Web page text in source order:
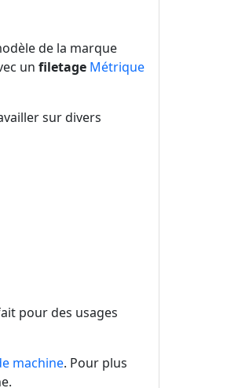
de la marque
un filetage Métrique
sur divers
pour des usages
machine. Pour plus